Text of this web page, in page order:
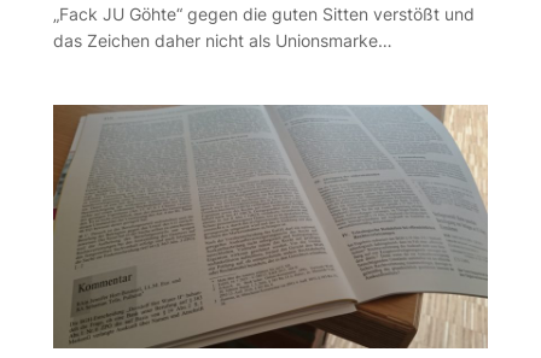
„Fack JU Göhte“ gegen die guten Sitten verstößt und
das Zeichen daher nicht als Unionsmarke…